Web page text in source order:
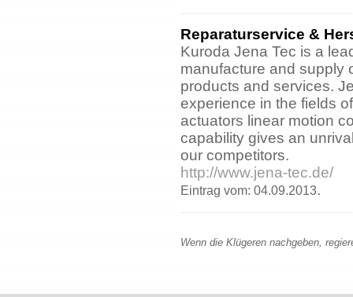
Reparaturservice &
Kuroda Jena Tec is a
manufacture and supply
products and services.
experience in the fields
actuators linear motion
capability gives an
our competitors.
http://www.jena-tec.de/
Eintrag vom: 04.09.2013.
Wenn die Klügeren nachgeben,